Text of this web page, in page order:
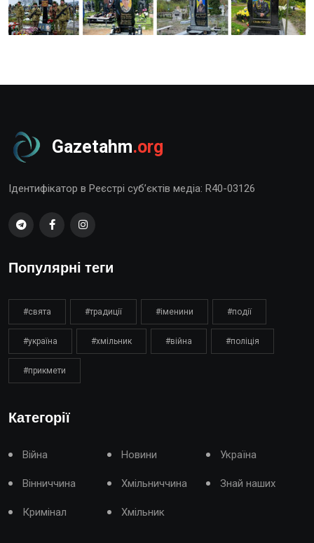
Gazetahm.org
Ідентифікатор в Реєстрі суб’єктів медіа: R40-03126
Популярні теги
#свята #традиції #іменини #події
#україна #хмільник #війна #поліція
#прикмети
Категорії
Війна Новини Україна
Вінниччина Хмільниччина Знай наших
Кримінал Хмільник